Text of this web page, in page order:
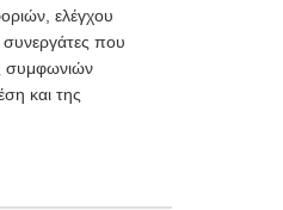
ελέγχου
που
συμφωνιών
και της